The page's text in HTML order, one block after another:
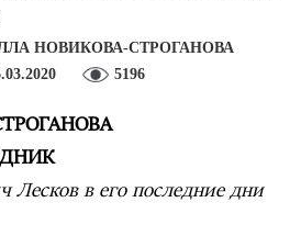
НОВИКОВА-СТРОГАНОВА
5196
Лесков в его последние дни